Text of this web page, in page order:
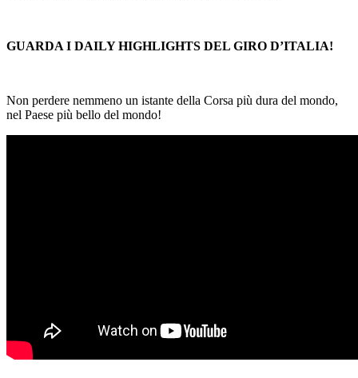
GUARDA I DAILY HIGHLIGHTS DEL GIRO D’ITALIA!
Non perdere nemmeno un istante della Corsa più dura del mondo,
nel Paese più bello del mondo!